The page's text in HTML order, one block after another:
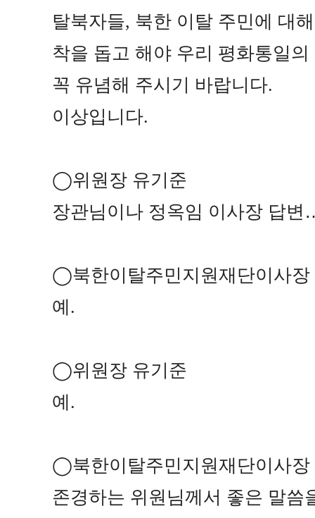
탈북자들, 북한 이탈 주민에 대
착을 돕고 해야 우리 평화통일
꼭 유념해 주시기 바랍니다.
이상입니다.
◯위원장 유기준
장관님이나 정옥임 이사장 답변
◯북한이탈주민지원재단이사장
예 .
◯위원장 유기준
예 .
◯북한이탈주민지원재단이사장
존경하는 위원님께서 좋은 말씀